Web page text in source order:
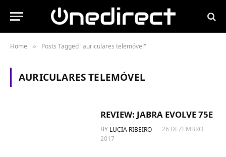
Home » Posts Tagged "auriculares telemóvel"
AURICULARES TELEMÓVEL
REVIEW: JABRA EVOLVE 75E
BY LUCIA RIBEIRO
26 DEZEMBRO
2017